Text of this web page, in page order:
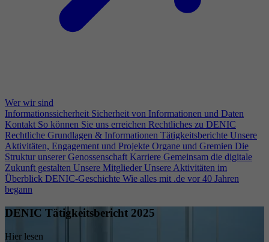
Wer wir sind
Informationssicherheit Sicherheit von Informationen und Daten
Kontakt So können Sie uns erreichen Rechtliches zu DENIC
Rechtliche Grundlagen & Informationen Tätigkeitsberichte Unsere
Aktivitäten, Engagement und Projekte Organe und Gremien Die
Struktur unserer Genossenschaft Karriere Gemeinsam die digitale
Zukunft gestalten Unsere Mitglieder Unsere Aktivitäten im
Überblick DENIC-Geschichte Wie alles mit .de vor 40 Jahren
begann
DENIC Tätigkeitsbericht 2025
Hier lesen